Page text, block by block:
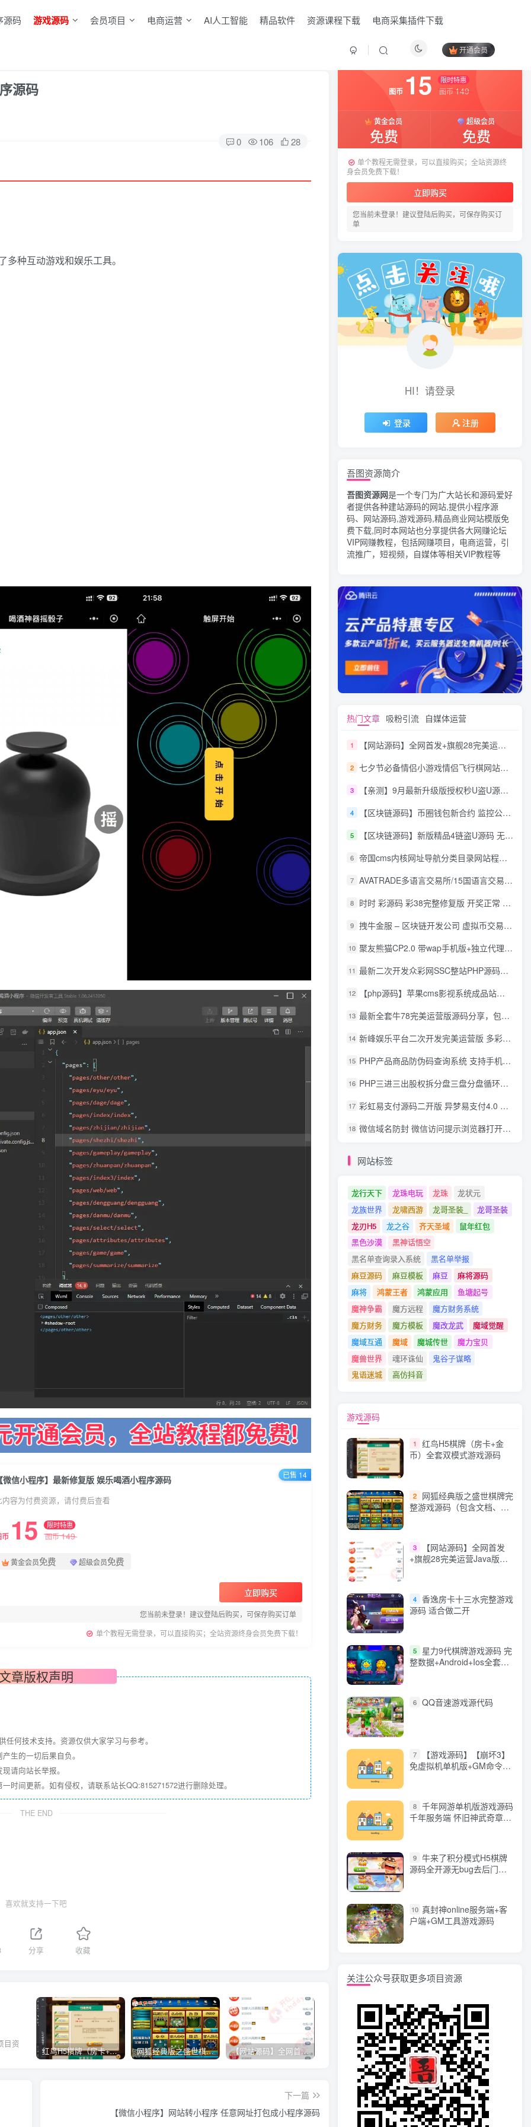
源码 游戏源码 会员项目 电商运营 AI人工智能 精品软件 资源课程下载 电商采集插件下载
开通会员
源码
0 106 28
种互动游戏和娱乐工具。
微信小程序】最新修复版 娱乐喝酒小程序源码
内容为付费资源，请付费后查看
币 15 限时特惠
图币149
黄金会员免费 超级会员免费
立即购买
您当前未登录！建议登陆后购买，可保存购买订单
单个教程无需登录，可以直接购买；全站资源终身会员免费下载！
已售 14
章版权声明
何技术支持。资源仅供大家学习与参考。
生的一切后果自负。
请向站长举报。
时间更新。如有侵权，请联系站长QQ:815271572进行删除处理。
THE END
喜欢就支持一下吧
分享 收藏
目资
红鸟H5棋牌（房卡+金币）全套双模式游戏源码 网狐经典版之盛世棋牌完整游戏源码（包含文档、架设教程、网站、源代码等） 【网站源码】全网首发+旗舰28完美运营Java版高仿28圈+彩种丰富+机器人+眯牌 香逸房卡十三水完整游戏源码 适合做二开 星力9代棋牌游戏源码 完整数据+Android+Ios全套APP客户端 解密工具+视频教程(见另个链接)
下一篇
【微信小程序】网站转小程序 任意网址打包成小程序源码
HI！请登录
登录 注册
付费资源
图币 15 限时特惠
图币 149
黄金会员
免费
超级会员
免费
单个教程无需登录，可以直接购买；全站资源终
身会员免费下载！
立即购买
您当前未登录！建议登陆后购买，可保存购买订
单
HI！请登录
登录 注册
吾图资源简介
吾图资源网是一个专门为广大站长和源码爱好
者提供各种建站源码的网站,提供小程序源
码、网站源码,游戏源码,精品商业网站模版免
费下载,同时本网站也分享提供各大网赚论坛
VIP网赚教程，包括网赚项目，电商运营，引
流推广，短视频，自媒体等相关VIP教程等
热门文章 吸粉引流 自媒体运营
1 【网站源码】全网首发+旗舰28完美运营Java版高仿28圈+彩种丰富+机器人+眯牌
2 七夕节必备情侣小游戏情侣飞行棋网站源码
3 【亲测】9月最新升级版授权秒U盗U源码/四链盗U源码/自带提币接口
4 【区块链源码】币圈钱包新合约 监控公链转账地址 尾数模拟转账数据生成 0 U攻击带安装说明
5 【区块链源码】新版精品4链盗U源码 无限开代理模式 后台 代理数据可看 包含搭建教程
6 帝国cms内核网址导航分类目录网站程序源码
7 AVATRADE多语言交易所/15国语言交易所/合约交易/期权交易/币币交易/申购/矿机/风控/前端wap/pc纯源码/带搭建教程
8 时时 彩源码 彩38完整修复版 开奖正常 带手机wap
9 拽牛金服 – 区块链开发公司 虚拟币交易系统 虚拟币交易平台开发 虚拟币ico众
10 聚友熊猫CP2.0 带wap手机版+独立代理后台+整站打包全开源
11 最新二次开发众彩网SSC整站PHP源码+WAP手机版+KJ采集器+集成云端在线充值
12 【php源码】苹果cms影视系统成品站打包+电影先生6.1.1模板优化版+15W+数据
13 最新全套牛78完美运营版源码分享，包含了资源组件+脚本程序
14 新峰娱乐平台二次开发完美运营版 多彩种多玩法 代理分红+积分兑换
15 PHP产品商品防伪码查询系统 支持手机防假验证网站建设 防伪码自动生成 批量导入
16 PHP三进三出股权拆分盘三盘分盘循环拆分系统源码
17 彩虹易支付源码二开版 异梦易支付4.0 可对接官方/易支付/码支付 去除后门 美化用户中心
18 微信域名防封 微信访问提示浏览器打开 非微信访问直接打开预防域名被封域名被封包换服务
网站标签
龙行天下 龙珠电玩 龙珠
龙状元
龙族世界
龙啸西游 龙哥圣装_
龙哥圣装
龙刃H5
龙之谷 齐天圣域
鼠年红包
黑色沙漠
黑神话悟空
黑名单查询录入系统
黑名单举报
麻豆源码
麻豆模板 麻豆
麻将源码
麻将
鸿蒙王者 鸿蒙应用
鱼塘起号
魔神争霸
魔方远程
魔方财务系统
魔方财务
魔方模板 魔改龙武
魔域觉醒
魔域互通
魔域 魔城传世
魔力宝贝
魔兽世界
魂环诛仙
鬼谷子谋略
鬼语迷城
高仿抖音
游戏源码
1
红鸟H5棋牌（房卡+金
币）全套双模式游戏源码
2
网狐经典版之盛世棋牌完
整游戏源码（包含文档、架
3
【网站源码】全网首发
+旗舰28完美运营Java版高
4 香逸房卡十三水完整游戏
源码 适合做二开
5
星力9代棋牌游戏源码 完
整数据+Android+Ios全套
6 QQ音速游戏源代码
7
【游戏源码】【崩坏3】
免虚拟机单机版+GM命令
8 千年网游单机版游戏源码
千年服务端 怀旧神武奇章一
9 牛来了积分模式H5棋牌
源码全开源无bug去后门无
10 真封神online服务端+客
户端+GM工具游戏源码
关注公众号获取更多项目资源